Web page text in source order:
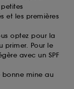
et les premières
optez pour la
primer. Pour le
avec un SPF
bonne mine au